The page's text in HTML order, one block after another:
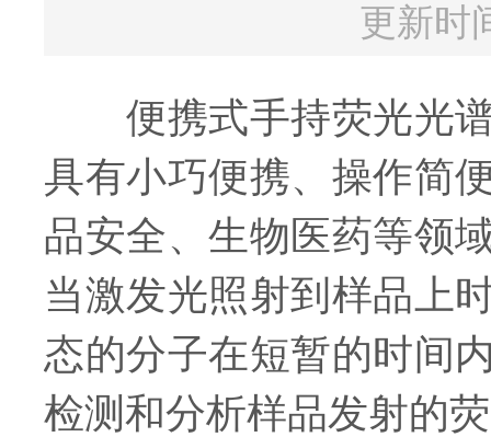
更新时
便携式手持荧光光谱
具有小巧便携、操作简
品安全、生物医药等领
当激发光照射到样品上
态的分子在短暂的时间
检测和分析样品发射的